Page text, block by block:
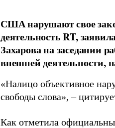
США нарушают свое
деятельность RT,
Захарова на заседании
внешней деятельности,
«Налицо объективное
свободы слова», –
Как отметила